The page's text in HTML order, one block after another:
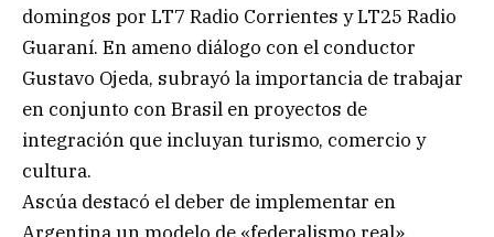
domingos por LT7 Radio Corrientes y LT25 Radio
Guaraní. En ameno diálogo con el conductor
Gustavo Ojeda, subrayó la importancia de trabajar
en conjunto con Brasil en proyectos de
integración que incluyan turismo, comercio y
cultura.
Ascúa destacó el deber de implementar en